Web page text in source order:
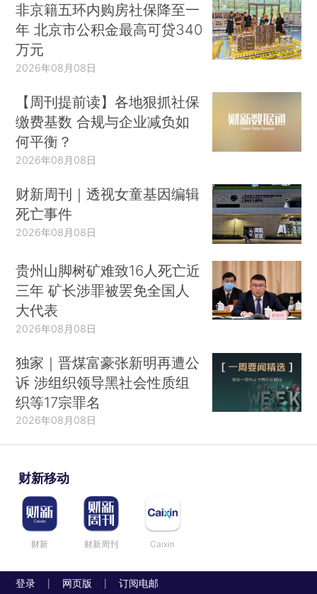
非京籍五环内购房社保降至一
年 北京市公积金最高可贷340
万元
2026年08月08日
【周刊提前读】各地狠抓社保
缴费基数 合规与企业减负如
何平衡？
2026年08月08日
财新周刊｜透视女童基因编辑
死亡事件
2026年08月08日
贵州山脚树矿难致16人死亡近
三年 矿长涉罪被罢免全国人
大代表
2026年08月08日
独家｜晋煤富豪张新明再遭公
诉 涉组织领导黑社会性质组
织等17宗罪名
2026年08月08日
财新移动
财新 财新周刊 Caixin
登录 网页版 订阅电邮